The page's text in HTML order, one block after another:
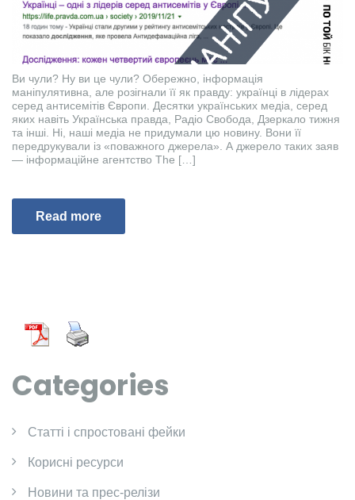
Ви чули? Ну ви це чули? Обережно, інформація
маніпулятивна, але розігнали її як правду: українці в лідерах
серед антисемітів Європи. Десятки українських медіа, серед
яких навіть Українська правда, Радіо Свобода, Дзеркало тижня
та інші. Ні, наші медіа не придумали цю новину. Вони її
передрукували із «поважного джерела». А джерело таких заяв
— інформаційне агентство The […]
Read more
Categories
Cтатті і спростовані фейки
Корисні ресурси
Новини та прес-релізи